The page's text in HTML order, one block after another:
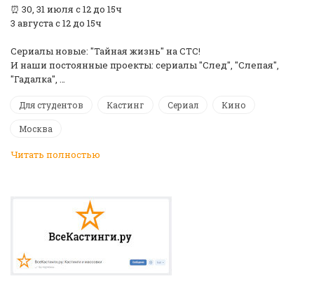
️⏰ 30, 31 июля с 12 до 15ч
3 августа с 12 до 15ч
Сериалы новые: "Тайная жизнь" на СТС!
И наши постоянные проекты: сериалы "След", "Слепая",
"Гадалка", …
Для студентов Кастинг Сериал Кино
Москва
Читать полностью